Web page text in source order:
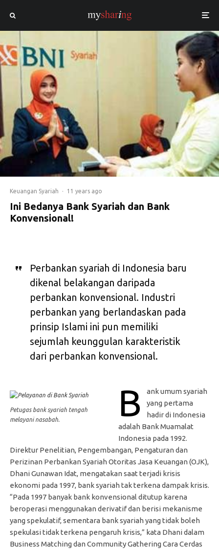
Keuangan Syariah · 11 years ago
Ini Bedanya Bank Syariah dan Bank
Konvensional!
Perbankan syariah di Indonesia baru
dikenal belakangan daripada
perbankan konvensional. Industri
perbankan yang berlandaskan pada
prinsip Islami ini pun memiliki
sejumlah keunggulan karakteristik
dari perbankan konvensional.
Petugas bank syariah tengah
melayani nasabah.
B
ank umum syariah
yang pertama
hadir di Indonesia
adalah Bank Muamalat
Indonesia pada 1992.
Direktur Penelitian, Pengembangan, Pengaturan dan
Perizinan Perbankan Syariah Otoritas Jasa Keuangan (OJK),
Dhani Gunawan Idat, mengatakan saat terjadi krisis
ekonomi pada 1997, bank syariah tak terkena dampak krisis.
“Pada 1997 banyak bank konvensional ditutup karena
beroperasi menggunakan derivatif dan berisi mekanisme
yang spekulatif, sementara bank syariah yang tidak boleh
spekulasi tidak terkena pengaruh krisis,” kata Dhani dalam
Business Matching dan Community Gathering Cara Cerdas